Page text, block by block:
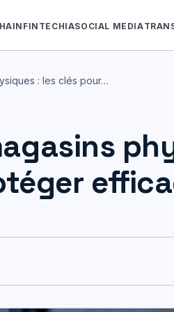
FINTECHIASOCIAL MEDIA
: les clés pour…